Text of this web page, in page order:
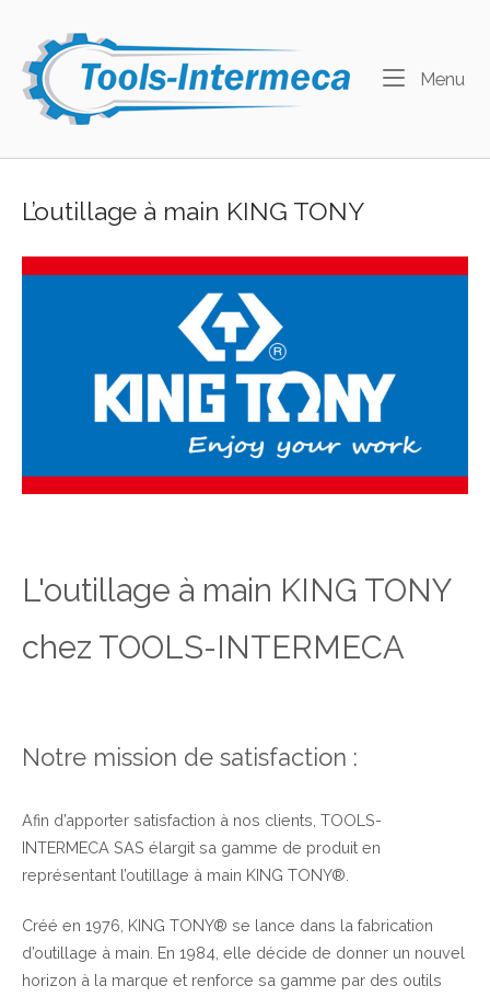
content
Home
Menu
L’outillage à main KING TONY
L'outillage à main KING TONY
chez TOOLS-INTERMECA
Notre mission de satisfaction :
Afin d’apporter satisfaction à nos clients, TOOLS-
INTERMECA SAS élargit sa gamme de produit en
représentant l’outillage à main KING TONY®.
Créé en 1976, KING TONY® se lance dans la fabrication
d’outillage à main. En 1984, elle décide de donner un nouvel
horizon à la marque et renforce sa gamme par des outils